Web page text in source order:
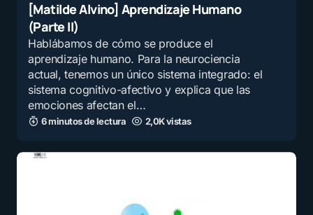
[Matilde Alvino] Aprendizaje Humano
(Parte II)
Hablábamos de cómo se produce el
aprendizaje humano. Para la neurociencia
actual, tenemos un único sistema integrado: el
sistema cognitivo-afectivo y explica que las
emociones afectan el…
6 minutos de lectura 2,0K vistas